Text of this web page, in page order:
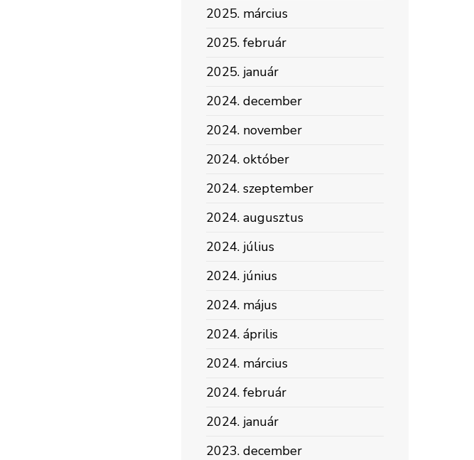
2025. március
2025. február
2025. január
2024. december
2024. november
2024. október
2024. szeptember
2024. augusztus
2024. július
2024. június
2024. május
2024. április
2024. március
2024. február
2024. január
2023. december